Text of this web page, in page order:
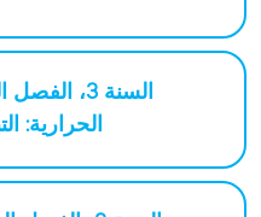
الحرارية: